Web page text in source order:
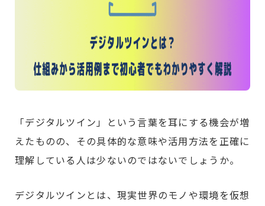
「デジタルツイン」という言葉を耳にする機会が増
えたものの、その具体的な意味や活用方法を正確に
理解している人は少ないのではないでしょうか。
デジタルツインとは、現実世界のモノや環境を仮想